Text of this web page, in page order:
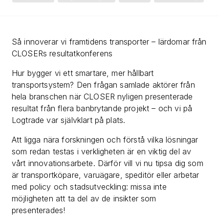
Så innoverar vi framtidens transporter – lärdomar från
CLOSERs resultatkonferens
Hur bygger vi ett smartare, mer hållbart
transportsystem? Den frågan samlade aktörer från
hela branschen när CLOSER nyligen presenterade
resultat från flera banbrytande projekt – och vi på
Logtrade var självklart på plats.
Att ligga nära forskningen och förstå vilka lösningar
som redan testas i verkligheten är en viktig del av
vårt innovationsarbete. Därför vill vi nu tipsa dig som
är transportköpare, varuägare, speditör eller arbetar
med policy och stadsutveckling: missa inte
möjligheten att ta del av de insikter som
presenterades!